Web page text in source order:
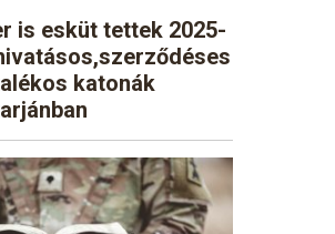
is esküt tettek 2025-
katonák